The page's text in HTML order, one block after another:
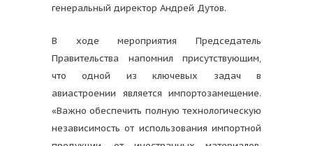
генеральный директор Андрей Дутов.
В ходе мероприятия Председатель
Правительства напомнил присутствующим,
что одной из ключевых задач в
авиастроении является импортозамещение.
«Важно обеспечить полную технологическую
независимость от использования импортной